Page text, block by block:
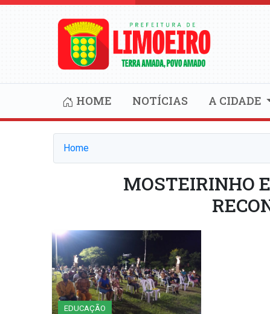
HOME NOTÍCIAS A CIDADE
Home
MOSTEIRINHO
EDUCAÇÃO